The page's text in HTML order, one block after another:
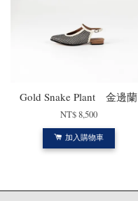
Gold Snake Plant 金邊蘭
NT$ 8,500
加入購物車